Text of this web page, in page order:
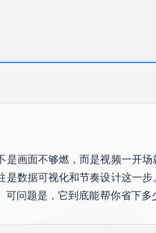
画面不够燃，而是视频一开
数据可视化和节奏设计这一
问题是，它到底能帮你省下